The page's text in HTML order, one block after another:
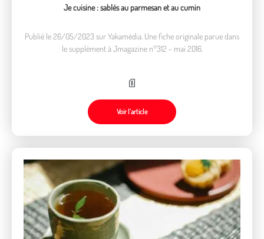
Je cuisine : sablés au parmesan et au cumin
Publié le 26/05/2023 sur Yakamédia. Une fiche originale parue dans
le supplément à Jmagazine n°312 - mai 2016.
Voir l’article